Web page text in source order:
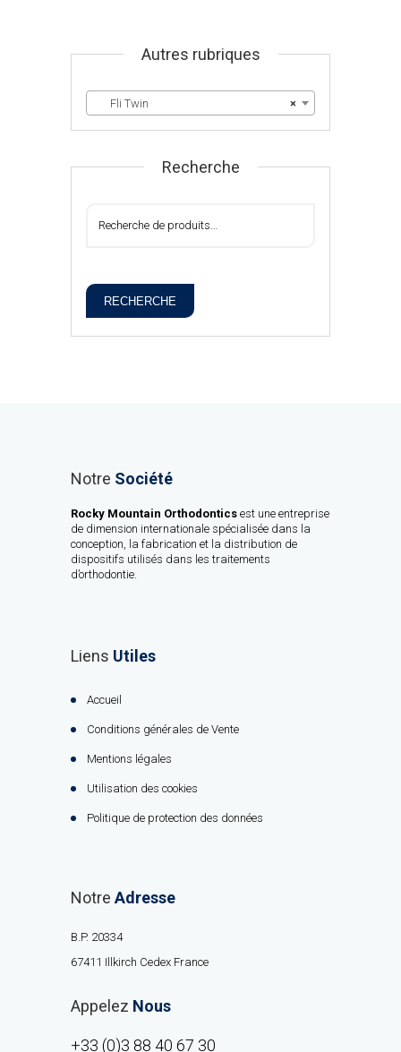
Autres rubriques
×
Fli Twin
Recherche
RECHERCHE
Notre Société
Rocky Mountain Orthodontics est une entreprise
de dimension internationale spécialisée dans la
conception, la fabrication et la distribution de
dispositifs utilisés dans les traitements
d’orthodontie.
Liens Utiles
Accueil
Conditions générales de Vente
Mentions légales
Utilisation des cookies
Politique de protection des données
Notre Adresse
B.P. 20334
67411 Illkirch Cedex France
Appelez Nous
+33 (0)3 88 40 67 30